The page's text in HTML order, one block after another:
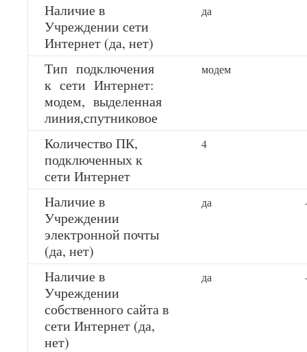
Наличие в
Учреждении сети
Интернет (да, нет)
да
Тип подключения
к сети Интернет:
модем, выделенная
линия,спутниковое
модем
Количество ПК,
подключенных к
сети Интернет
4
Наличие в
Учреждении
электронной почты
(да, нет)
да
Наличие в
Учреждении
собственного сайта в
сети Интернет (да,
нет)
да